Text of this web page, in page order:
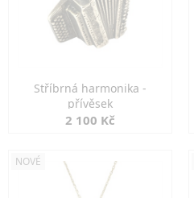
Stříbrná harmonika -
přívěsek
2 100 Kč
NOVÉ